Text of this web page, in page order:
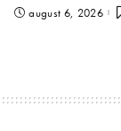
august 6, 2026